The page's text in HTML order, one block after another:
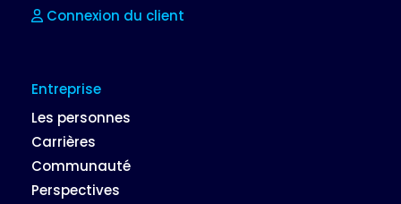
Connexion du client
Entreprise
Les personnes
Carrières
Communauté
Perspectives